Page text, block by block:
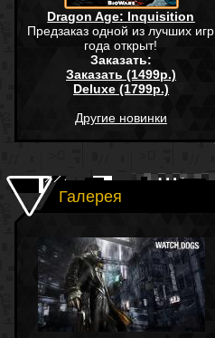
Dragon Age: Inquisition
Предзаказ одной из лучших игр
года открыт!
Заказать:
Заказать (1499р.)
Deluxe (1799р.)
Другие новинки
Галерея